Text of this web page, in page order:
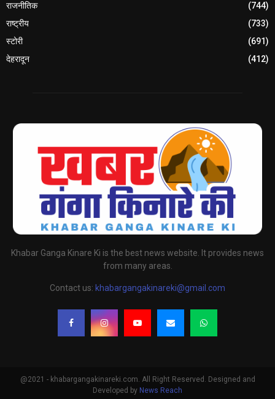
राजनीतिक
(744)
राष्ट्रीय
(733)
स्टोरी
(691)
देहरादून
(412)
Khabar Ganga Kinare Ki is the best news website. It provides news
from many areas.
Contact us: khabargangakinareki@gmail.com
@2021 - khabargangakinareki.com. All Right Reserved. Designed and
Developed by News Reach